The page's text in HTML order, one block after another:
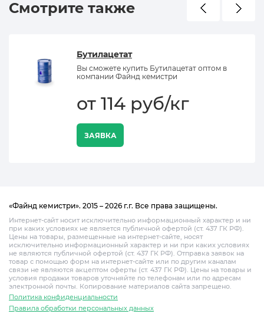
Смотрите также
Бутилацетат
Вы сможете купить Бутилацетат оптом в
компании Файнд кемистри
от 114 руб/кг
ЗАЯВКА
«Файнд кемистри». 2015 – 2026 г.г. Все права защищены.
Интернет-сайт носит исключительно информационный характер и ни
при каких условиях не является публичной офертой (ст. 437 ГК РФ).
Цены на товары, размещенные на интернет-сайте, носят
исключительно информационный характер и ни при каких условиях
не являются публичной офертой (ст. 437 ГК РФ). Отправка заявок на
товар с помощью форм на интернет-сайте или по другим каналам
связи не являются акцептом оферты (ст. 437 ГК РФ). Цены на товары и
условия продажи товаров уточняйте по телефонам или по адресам
электронной почты. Копирование материалов сайта запрещено.
Политика конфиденциальности
Правила обработки персональных данных